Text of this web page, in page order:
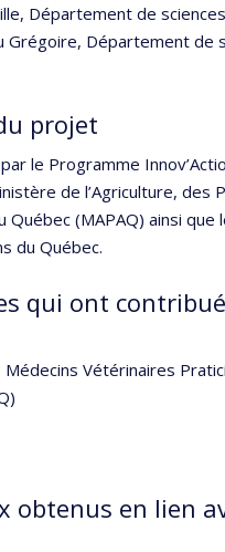
Département de
Grégoire, Département de
projet
le Programme
de l’Agriculture, des
Québec (MAPAQ) ainsi que
du Québec.
qui ont
Vétérinaires
obtenus en lien